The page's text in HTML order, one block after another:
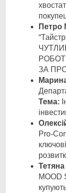
Петро
ЗА
Тема:
Pro-
MOOD